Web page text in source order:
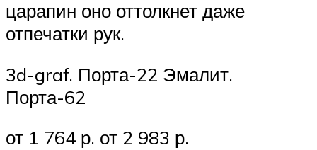
царапин оно оттолкнет даже
отпечатки рук.
3d-graf. Порта-22 Эмалит.
Порта-62
от 1 764 р. от 2 983 р.